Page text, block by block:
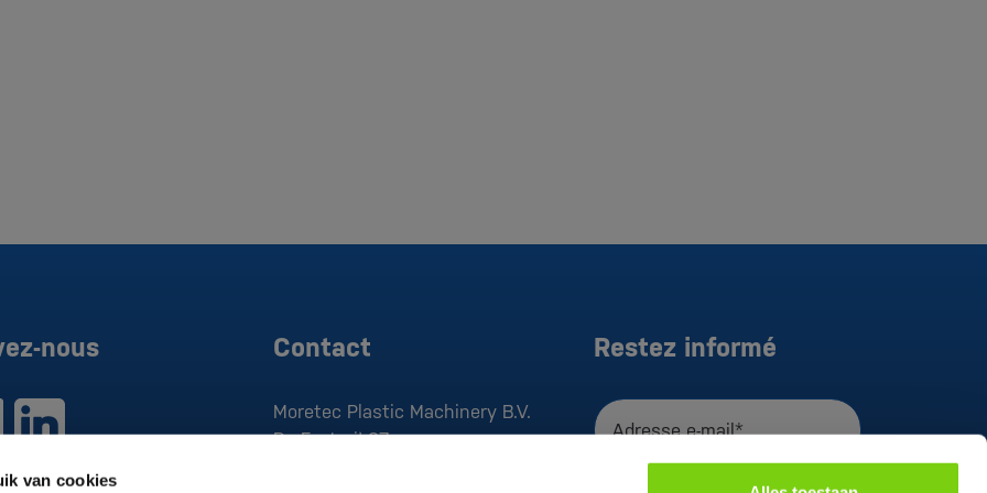
van cookies
nous Contact
Moretec Plastic Machinery B.V.
De Factorij 37
Restez informé
Adresse e-mail*